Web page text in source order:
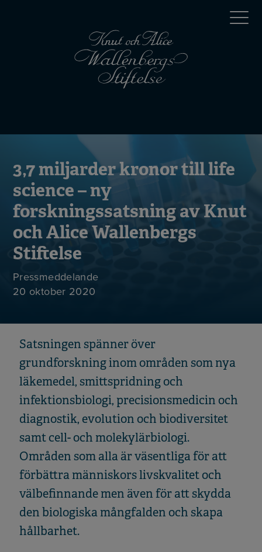
menu
3,7 miljarder kronor till life
science – ny
forskningssatsning av Knut
och Alice Wallenbergs
Stiftelse
Pressmeddelande
20 oktober 2020
Satsningen spänner över
grundforskning inom områden som nya
läkemedel, smittspridning och
infektionsbiologi, precisionsmedicin och
diagnostik, evolution och biodiversitet
samt cell- och molekylärbiologi.
Områden som alla är väsentliga för att
förbättra människors livskvalitet och
välbefinnande men även för att skydda
den biologiska mångfalden och skapa
hållbarhet.